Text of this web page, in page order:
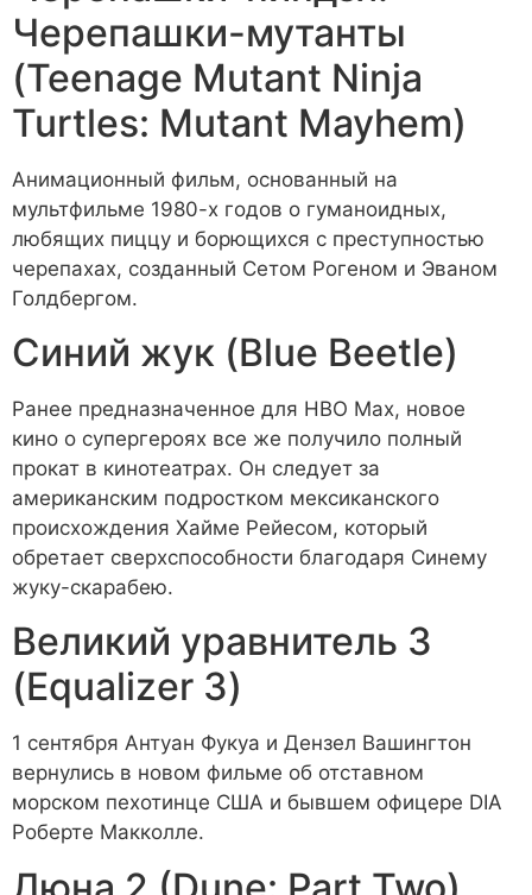
Черепашки-мутанты
(Teenage Mutant Ninja
Turtles: Mutant Mayhem)
Анимационный фильм, основанный на
мультфильме 1980-х годов о гуманоидных,
любящих пиццу и борющихся с преступностью
черепахах, созданный Сетом Рогеном и Эваном
Голдбергом.
Синий жук (Blue Beetle)
Ранее предназначенное для HBO Max, новое
кино о супергероях все же получило полный
прокат в кинотеатрах. Он следует за
американским подростком мексиканского
происхождения Хайме Рейесом, который
обретает сверхспособности благодаря Синему
жуку-скарабею.
Великий уравнитель 3
(Equalizer 3)
1 сентября Антуан Фукуа и Дензел Вашингтон
вернулись в новом фильме об отставном
морском пехотинце США и бывшем офицере DIA
Роберте Макколле.